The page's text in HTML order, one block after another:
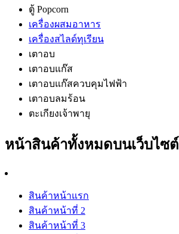
ตู้ Popcorn
เครื่องผสมอาหาร
เครื่องสไลด์ทุเรียน
เตาอบ
เตาอบแก๊ส
เตาอบแก๊สควบคุมไฟฟ้า
เตาอบลมร้อน
ตะเกียงเจ้าพายุ
หน้าสินค้าทั้งหมดบนเว็บไซต์
สินค้าหน้าแรก
สินค้าหน้าที่ 2
สินค้าหน้าที่ 3